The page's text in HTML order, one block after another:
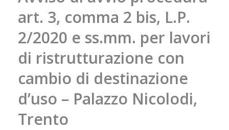
art. 3, comma 2 bis, L.P.
2/2020 e ss.mm. per lavori
di ristrutturazione con
cambio di destinazione
d’uso – Palazzo Nicolodi,
Trento